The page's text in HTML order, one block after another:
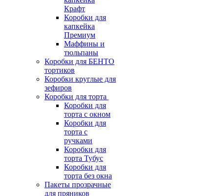
Крафт
Коробки для
капкейка
Премиум
Маффины и
тюльпаны
Коробки для БЕНТО
тортиков
Коробки круглые для
зефиров
Коробки для торта
Коробки для
торта с окном
Коробки для
торта с
ручками
Коробки для
торта Тубус
Коробки для
торта без окна
Пакеты прозрачные
для пряников